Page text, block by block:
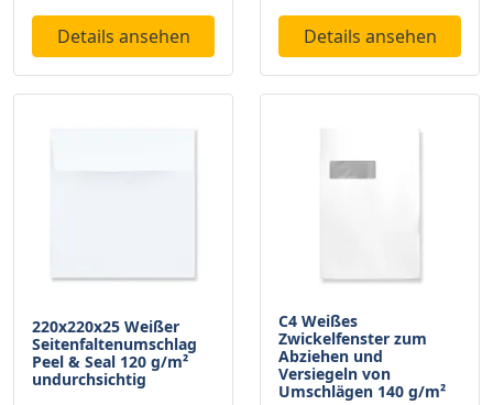
Details ansehen Details ansehen
220x220x25 Weißer
Seitenfaltenumschlag
Peel & Seal 120 g/m²
undurchsichtig
C4 Weißes
Zwickelfenster zum
Abziehen und
Versiegeln von
Umschlägen 140 g/m²